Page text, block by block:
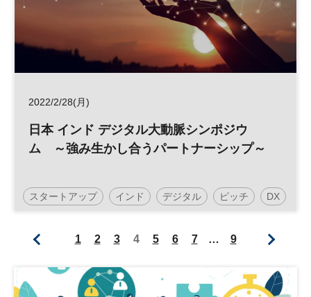
2022/2/28(月)
日本 インド デジタル大動脈シンポジウ
ム ～強み生かし合うパートナーシップ～
スタートアップ インド デジタル ピッチ DX
1 2 3 4 5 6 7 … 9